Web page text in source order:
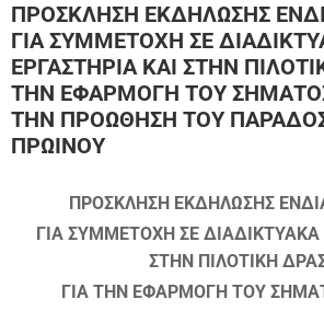
ΠΡΟΣΚΛΗΣΗ ΕΚΔΗΛΩΣΗΣ
ΓΙΑ ΣΥΜΜΕΤΟΧΗ ΣΕ
ΕΡΓΑΣΤΗΡΙΑ ΚΑΙ ΣΤΗΝ
ΤΗΝ ΕΦΑΡΜΟΓΗ ΤΟΥ ΣΗΜΑΤΟΣ
ΤΗΝ ΠΡΟΩΘΗΣΗ ΤΟΥ
ΠΡΩΙΝΟΥ
ΠΡΟΣΚΛΗΣΗ ΕΚΔΗΛΩΣΗΣ
ΓΙΑ ΣΥΜΜΕΤΟΧΗ ΣΕ ΔΙΑΔΙΚΤΥΑΚΑ
ΣΤΗΝ ΠΙΛΟΤΙΚΗ
ΓΙΑ ΤΗΝ ΕΦΑΡΜΟΓΗ ΤΟΥ